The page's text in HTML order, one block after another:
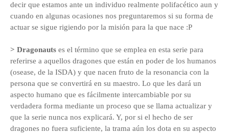
decir que estamos ante un individuo realmente polifacético aun y
cuando en algunas ocasiones nos preguntaremos si su forma de
actuar se sigue rigiendo por la misión para la que nace :P
> Dragonauts es el término que se emplea en esta serie para
referirse a aquellos dragones que están en poder de los humanos
(osease, de la ISDA) y que nacen fruto de la resonancia con la
persona que se convertirá en su maestro. Lo que les dará un
aspecto humano que es fácilmente intercambiable por su
verdadera forma mediante un proceso que se llama actualizar y
que la serie nunca nos explicará. Y, por si el hecho de ser
dragones no fuera suficiente, la trama aún los dota en su aspecto